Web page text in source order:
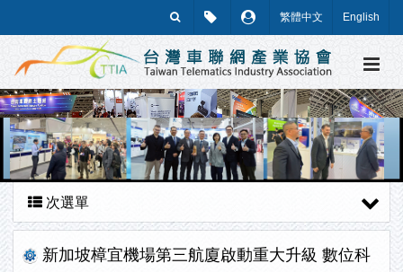
繁體中文 English
次選單
新加坡樟宜機場第三航廈啟動重大升級 數位科